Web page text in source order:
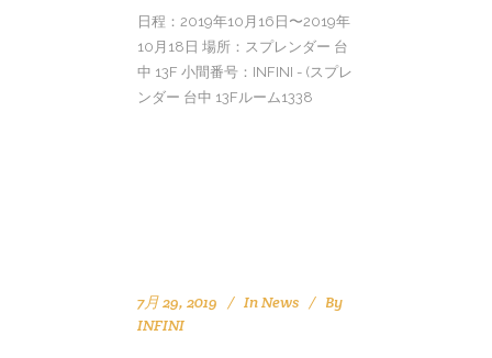
日程：2019年10月16日〜2019年
10月18日 場所：スプレンダー 台
中 13F 小間番号：INFINI - (スプレ
ンダー 台中 13Fルーム1338
7月 29, 2019 InNews
By
INFINI